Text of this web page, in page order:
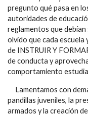
pregunto qué pasa en
autoridades de
reglamentos que
olvido que cada escuela
de INSTRUIR Y
de conducta y
comportamiento
Lamentamos con
pandillas juveniles, la
armados y la creación